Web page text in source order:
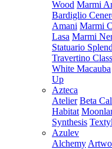
Wood Marmi
Bardiglio
Amani Marmi
Lasa Marmi
Statuario
Travertino
White Macauba
Up
Azteca
Atelier Beta
Habitat
Synthesis
Azulev
Alchemy